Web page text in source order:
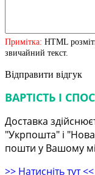
Примітка: HTML
звичайний текст.
Відправити відгук
ВАРТІСТЬ І
Доставка
"Укрпошта" і
пошти у Вашому
>> Натисніть тут <<